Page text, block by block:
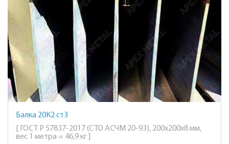
Балка 20К2 ст3
[ ГОСТ Р 57837-2017 (СТО АСЧМ 20-93), 200х200х8 мм,
вес 1 метра = 46,9 кг ]